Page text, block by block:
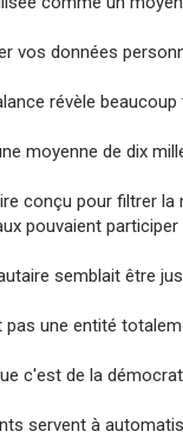
vos données
révèle beaucoup
moyenne de dix
conçu pour filtrer la
pouvaient
semblait être
pas une entité
c'est de la
servent à